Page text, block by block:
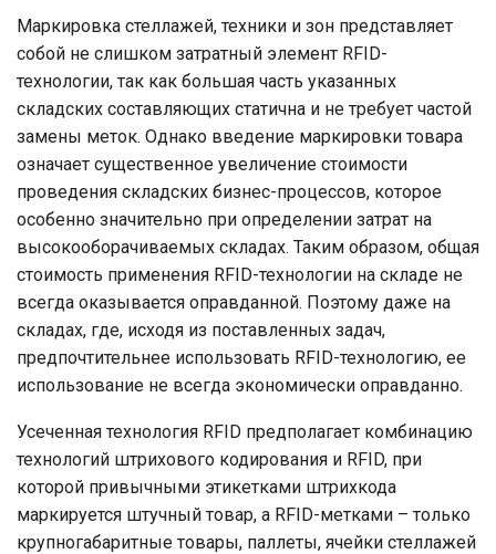
Маркировка стеллажей, техники и зон представляет
собой не слишком затратный элемент RFID-
технологии, так как большая часть указанных
складских составляющих статична и не требует частой
замены меток. Однако введение маркировки товара
означает существенное увеличение стоимости
проведения складских бизнес-процессов, которое
особенно значительно при определении затрат на
высокооборачиваемых складах. Таким образом, общая
стоимость применения RFID-технологии на складе не
всегда оказывается оправданной. Поэтому даже на
складах, где, исходя из поставленных задач,
предпочтительнее использовать RFID-технологию, ее
использование не всегда экономически оправданно.
Усеченная технология RFID предполагает комбинацию
технологий штрихового кодирования и RFID, при
которой привычными этикетками штрихкода
маркируется штучный товар, а RFID-метками – только
крупногабаритные товары, паллеты, ячейки стеллажей